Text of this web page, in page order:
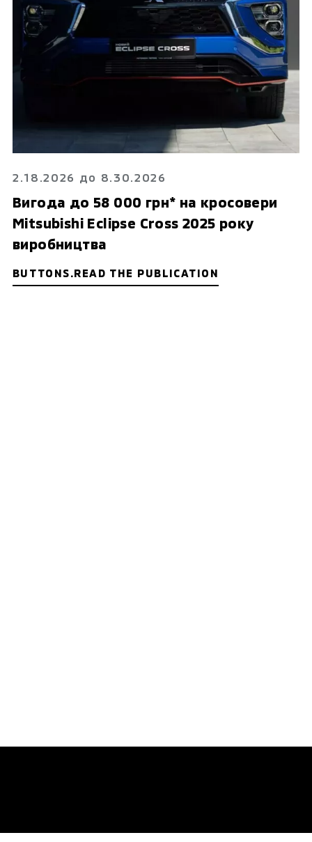
2.18.2026 до 8.30.2026
Вигода до 58 000 грн* на кросовери
Mitsubishi Eclipse Cross 2025 року
виробництва
BUTTONS.READ THE PUBLICATION